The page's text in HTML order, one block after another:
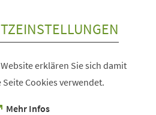
erklären Sie sich damit
Cookies verwendet.
Mehr Infos